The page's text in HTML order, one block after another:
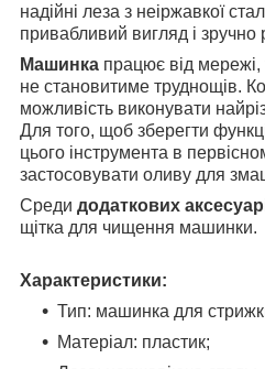
надійні леза з неіржавкої
привабливий вигляд і зручно
Машинка працює від
не становитиме труднощів.
можливість виконувати
Для того, щоб зберегти
цього інструмента в
застосовувати оливу для
Среди додаткових
щітка для чищення машинки.
Характеристики:
Тип: машинка для
Матеріал: пластик;